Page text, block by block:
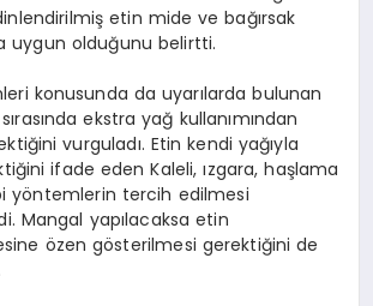
etin mide ve bağırsak
uygun olduğunu belirtti.
konusunda da uyarılarda bulunan
ekstra yağ kullanımından
vurguladı. Etin kendi yağıyla
ifade eden Kaleli, ızgara, haşlama
yöntemlerin tercih edilmesi
Mangal yapılacaksa etin
özen gösterilmesi gerektiğini de